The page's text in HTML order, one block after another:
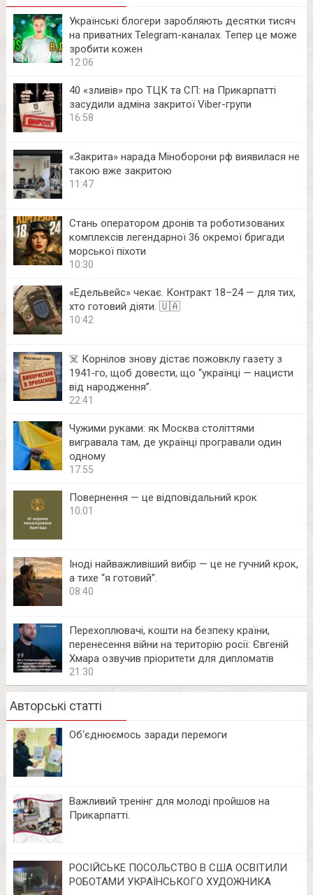
Українські блогери заробляють десятки тисяч
на приватних Telegram-каналах. Тепер це може
зробити кожен
12:06
40 «зливів» про ТЦК та СП: на Прикарпатті
засудили адміна закритої Viber-групи
16:58
«Закрита» нарада Міноборони рф виявилася не
такою вже закритою
11:47
Стань оператором дронів та роботизованих
комплексів легендарної 36 окремої бригади
морської піхоти
10:30
«Едельвейс» чекає. Контракт 18–24 — для тих,
хто готовий діяти. 🇺🇦
10:42
☠️ Корнілов знову дістає пожовклу газету з
1941‑го, щоб довести, що “українці — нацисти
від народження”.
22:41
Чужими руками: як Москва століттями
вигравала там, де українці програвали один
одному
17:55
Повернення — це відповідальний крок
10:01
Іноді найважливіший вибір — це не гучний крок,
а тихе “я готовий”.
08:40
Перехоплювачі, кошти на безпеку країни,
перенесення війни на територію росії: Євгеній
Хмара озвучив пріоритети для дипломатів
21:30
Авторські статті
Об‘єднюємось заради перемоги
Важливий тренінг для молоді пройшов на
Прикарпатті.
РОСІЙСЬКЕ ПОСОЛЬСТВО В США ОСВІТИЛИ
РОБОТАМИ УКРАЇНСЬКОГО ХУДОЖНИКА